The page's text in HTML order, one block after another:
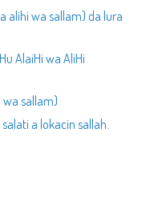
alihi wa sallam) da lura
AlaiHi wa AliHi
wa sallam)
a lokacin sallah.